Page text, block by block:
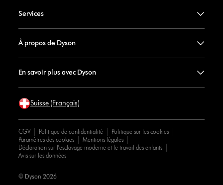
Services
À propos de Dyson
En savoir plus avec Dyson
Suisse (Français)
CGV Politique de confidentialité
Politique sur les cookies
Paramètres des cookies
Mentions légales
Déclaration sur l'esclavage moderne et le travail des enfants
Avis sur les données
© Dyson 2026